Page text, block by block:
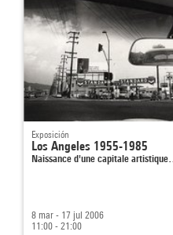
Exposición
Los Angeles 1955-1985
Naissance d'une capitale artistique…
8 mar - 17 jul 2006
11:00 - 21:00